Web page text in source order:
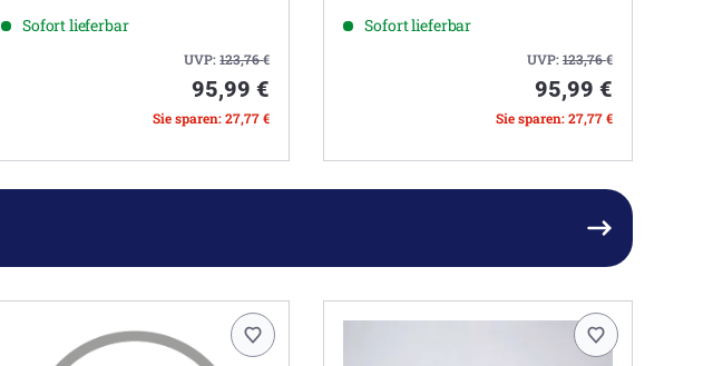
Sofort lieferbar
UVP:123,76€
95,99 €
Sie sparen: 27,77 €
Sofort lieferbar
UVP:123,76€
95,99 €
Sie sparen: 27,77 €